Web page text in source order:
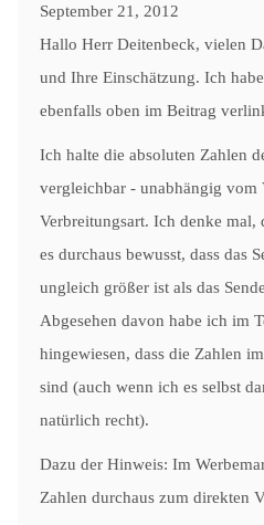
September 21, 2012
Hallo Herr Deitenbeck, vielen
und Ihre Einschätzung. Ich
ebenfalls oben im Beitrag
Ich halte die absoluten Zahlen
vergleichbar - unabhängig vom
Verbreitungsart. Ich denke mal,
es durchaus bewusst, dass das
ungleich größer ist als das
Abgesehen davon habe ich im
hingewiesen, dass die Zahlen
sind (auch wenn ich es selbst
natürlich recht).
Dazu der Hinweis: Im
Zahlen durchaus zum direkten